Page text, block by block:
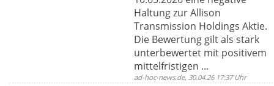
Haltung zur Allison
Transmission Holdings Aktie.
Die Bewertung gilt als stark
unterbewertet mit positivem
mittelfristigen ...
ad-hoc-news.de, 30.04.26 17:37 Uhr